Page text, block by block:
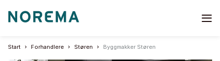
Go
page
Start Forhandlere Støren Byggmakker Støren